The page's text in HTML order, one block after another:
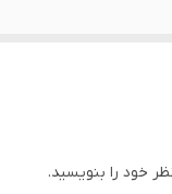
خود را بنویسید.